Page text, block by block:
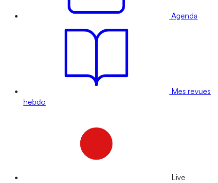
Agenda
Mes revues
hebdo
Live